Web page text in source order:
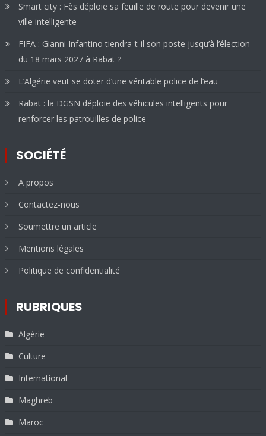
Smart city : Fès déploie sa feuille de route pour devenir une
ville intelligente
FIFA : Gianni Infantino tiendra-t-il son poste jusqu’à l’élection
du 18 mars 2027 à Rabat ?
L’Algérie veut se doter d’une véritable police de l’eau
Rabat : la DGSN déploie des véhicules intelligents pour
renforcer les patrouilles de police
SOCIÉTÉ
A propos
Contactez-nous
Soumettre un article
Mentions légales
Politique de confidentialité
RUBRIQUES
Algérie
Culture
International
Maghreb
Maroc